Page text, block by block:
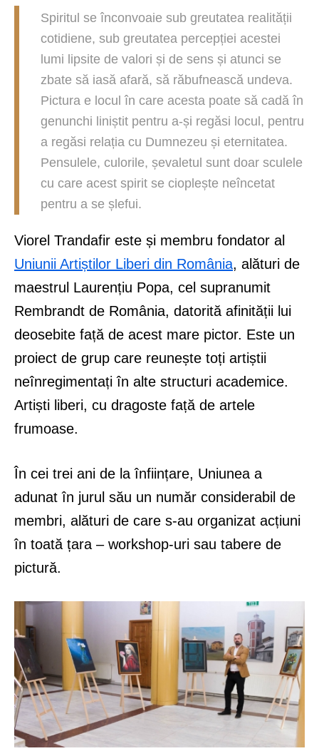
Spiritul se înconvoaie sub greutatea realității
cotidiene, sub greutatea percepției acestei
lumi lipsite de valori și de sens și atunci se
zbate să iasă afară, să răbufnească undeva.
Pictura e locul în care acesta poate să cadă în
genunchi liniștit pentru a-și regăsi locul, pentru
a regăsi relația cu Dumnezeu și eternitatea.
Pensulele, culorile, șevaletul sunt doar sculele
cu care acest spirit se cioplește neîncetat
pentru a se șlefui.
Viorel Trandafir este și membru fondator al
Uniunii Artiștilor Liberi din România, alături de
maestrul Laurențiu Popa, cel supranumit
Rembrandt de România, datorită afinității lui
deosebite față de acest mare pictor. Este un
proiect de grup care reunește toți artiștii
neînregimentați în alte structuri academice.
Artiști liberi, cu dragoste față de artele
frumoase.
În cei trei ani de la înființare, Uniunea a
adunat în jurul său un număr considerabil de
membri, alături de care s-au organizat acțiuni
în toată țara – workshop-uri sau tabere de
pictură.